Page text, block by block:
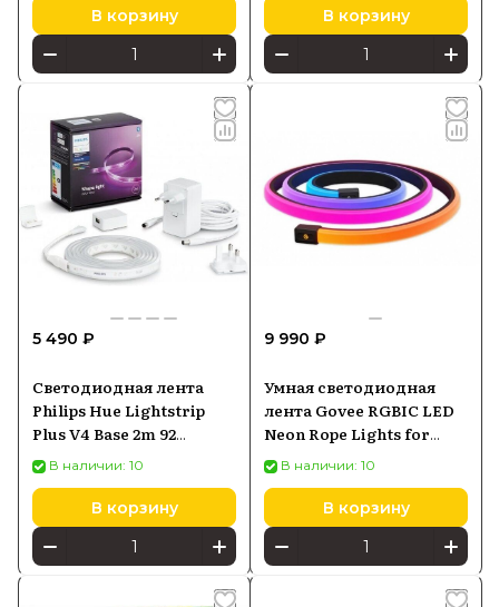
В корзину В корзину
5 490 ₽
Светодиодная лента
Philips Hue Lightstrip
Plus V4 Base 2m 92
(929002269101)
В наличии: 10
В корзину
9 990 ₽
Умная светодиодная
лента Govee RGBIC LED
Neon Rope Lights for
Desks 3м (H61C3)
В наличии: 10
В корзину